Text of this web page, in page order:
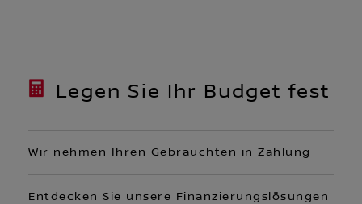
Legen Sie Ihr Budget fest
Wir nehmen Ihren Gebrauchten in Zahlung
Entdecken Sie unsere Finanzierungslösungen